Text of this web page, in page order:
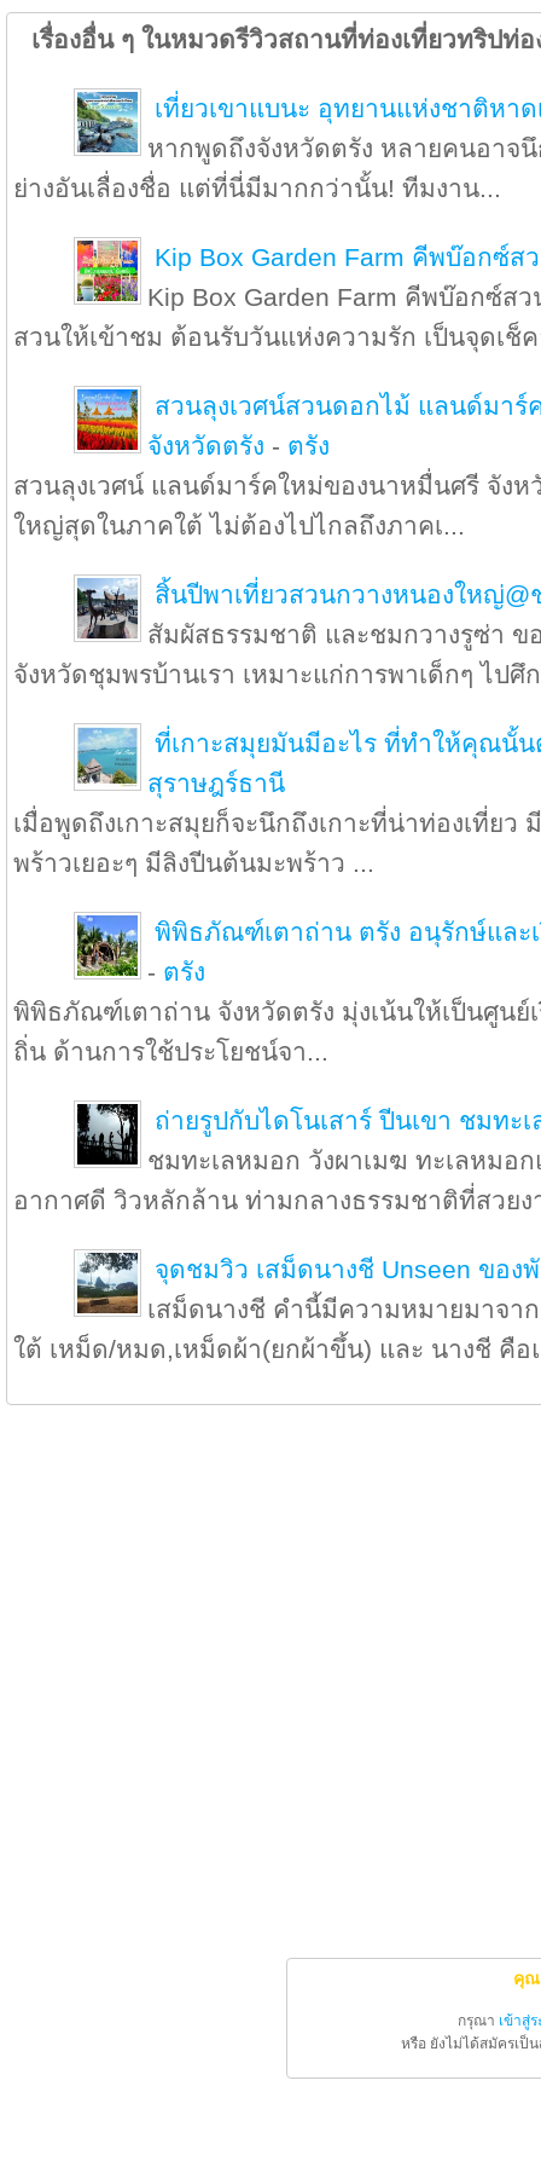
เรื่องอื่น ๆ ในหมวดรีวิวสถานที่ท่องเที่ยวทริปท่อ
เที่ยวเขาแบนะ อุทยานแห่งชาติหาด
หากพูดถึงจังหวัดตรัง หลายคนอาจ
ย่างอันเลื่องชื่อ แต่ที่นี่มีมากกว่านั้น! ทีมงาน...
Kip Box Garden Farm คีพบ๊อกซ์ส
Kip Box Garden Farm คีพบ๊อกซ์สว
สวนให้เข้าชม ต้อนรับวันแห่งความรัก เป็นจุดเช็
สวนลุงเวศน์สวนดอกไม้ แลนด์มา
จังหวัดตรัง - ตรัง
สวนลุงเวศน์ แลนด์มาร์คใหม่ของนาหมื่นศรี จัง
ใหญ่สุดในภาคใต้ ไม่ต้องไปไกลถึงภาคเ...
สิ้นปีพาเที่ยวสวนกวางหนองใหญ่@
สัมผัสธรรมชาติ และชมกวางรูซ่า ข
จังหวัดชุมพรบ้านเรา เหมาะแก่การพาเด็กๆ ไปศึ
ที่เกาะสมุยมันมีอะไร ที่ทำให้คุณนั้น
สุราษฎร์ธานี
เมื่อพูดถึงเกาะสมุยก็จะนึกถึงเกาะที่น่าท่องเที่ยว
พร้าวเยอะๆ มีลิงปีนต้นมะพร้าว ...
พิพิธภัณฑ์เตาถ่าน ตรัง อนุรักษ์และ
- ตรัง
พิพิธภัณฑ์เตาถ่าน จังหวัดตรัง มุ่งเน้นให้เป็นศูนย์
ถิ่น ด้านการใช้ประโยชน์จา...
ถ่ายรูปกับไดโนเสาร์ ปีนเขา ชมทะ
ชมทะเลหมอก วังผาเมฆ ทะเลหมอก
อากาศดี วิวหลักล้าน ท่ามกลางธรรมชาติที่สวย
จุดชมวิว เสม็ดนางชี Unseen ของพั
เสม็ดนางชี คำนี้มีความหมายมาจา
ใต้ เหม็ด/หมด,เหม็ดผ้า(ยกผ้าขึ้น) และ นางชี คือ
คุณ
กรุณา เข้าสู่
หรือ ยังไม่ได้สมัครเป็